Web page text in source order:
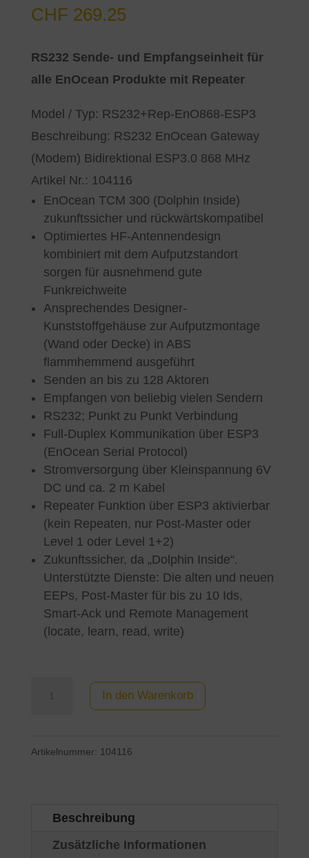
CHF 269.25
RS232 Sende- und Empfangseinheit für
alle EnOcean Produkte mit Repeater
Model / Typ: RS232+Rep-EnO868-ESP3
Beschreibung: RS232 EnOcean Gateway
(Modem) Bidirektional ESP3.0 868 MHz
Artikel Nr.: 104116
EnOcean TCM 300 (Dolphin Inside)
zukunftssicher und rückwärtskompatibel
Optimiertes HF-Antennendesign
kombiniert mit dem Aufputzstandort
sorgen für ausnehmend gute
Funkreichweite
Ansprechendes Designer-
Kunststoffgehäuse zur Aufputzmontage
(Wand oder Decke) in ABS
flammhemmend ausgeführt
Senden an bis zu 128 Aktoren
Empfangen von beliebig vielen Sendern
RS232; Punkt zu Punkt Verbindung
Full-Duplex Kommunikation über ESP3
(EnOcean Serial Protocol)
Stromversorgung über Kleinspannung 6V
DC und ca. 2 m Kabel
Repeater Funktion über ESP3 aktivierbar
(kein Repeaten, nur Post-Master oder
Level 1 oder Level 1+2)
Zukunftssicher, da „Dolphin Inside“.
Unterstützte Dienste: Die alten und neuen
EEPs, Post-Master für bis zu 10 Ids,
Smart-Ack und Remote Management
(locate, learn, read, write)
Gateway
In den Warenkorb
Artikelnummer: 104116
Beschreibung
Zusätzliche Informationen